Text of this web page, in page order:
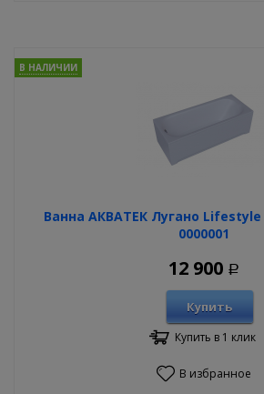
Ванна АКВАТЕК Лугано Lifestyle
0000001
В НАЛИЧИИ
12 900 Р
Купить
Купить в 1 клик
В избранное